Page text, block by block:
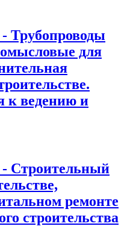
- Трубопроводы
для
к ведению и
- Строительный
ремонте
строительства